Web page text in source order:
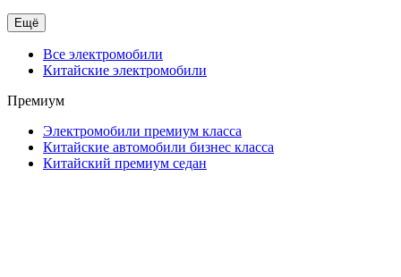
Ещё
Все электромобили
Китайские электромобили
Премиум
Электромобили премиум класса
Китайские автомобили бизнес класса
Китайский премиум седан